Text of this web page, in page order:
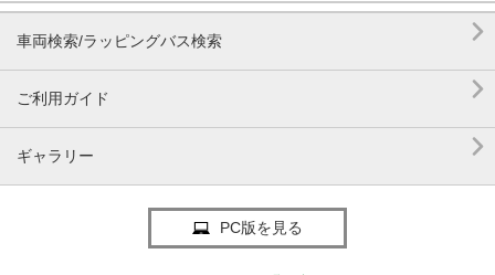
車両検索/ラッピングバス検索 
ご利用ガイド 
ギャラリー 
PC版を見る